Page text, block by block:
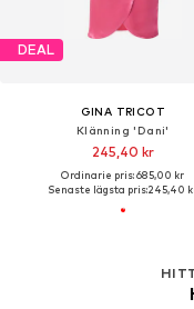
DEAL
GINA TRICOT
Klänning 'Dani'
245,40 kr
Ordinarie pris: 685,00 kr
Senaste lägsta pris:245,40